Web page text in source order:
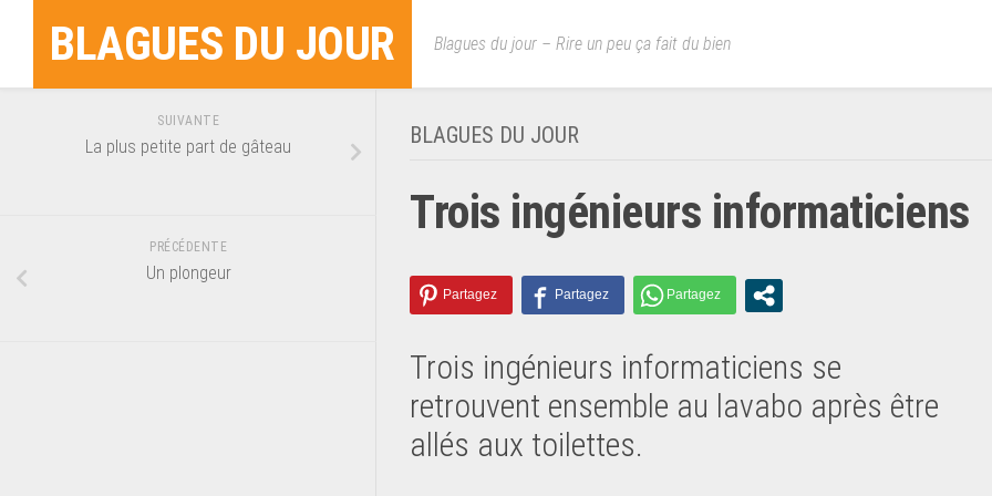
contentBLAGUES DU JOUR Blagues du jour – Rire un peu ça fait du bien
BLAGUES DU JOUR
Trois ingénieurs informaticiens
Trois ingénieurs informaticiens se
retrouvent ensemble au lavabo après être
allés aux toilettes.
SUIVANTE
La plus petite part de gâteau
PRÉCÉDENTE
Un plongeur